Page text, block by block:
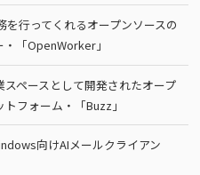
行ってくれるオープンソースの
「OpenWorker」
ペースとして開発されたオープ
フォーム・「Buzz」
向けAIメールクライアン